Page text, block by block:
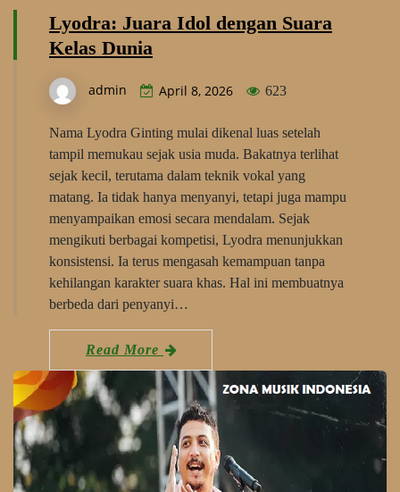
Lyodra: Juara Idol dengan Suara
Kelas Dunia
admin April 8, 2026 623
Nama Lyodra Ginting mulai dikenal luas setelah
tampil memukau sejak usia muda. Bakatnya terlihat
sejak kecil, terutama dalam teknik vokal yang
matang. Ia tidak hanya menyanyi, tetapi juga mampu
menyampaikan emosi secara mendalam. Sejak
mengikuti berbagai kompetisi, Lyodra menunjukkan
konsistensi. Ia terus mengasah kemampuan tanpa
kehilangan karakter suara khas. Hal ini membuatnya
berbeda dari penyanyi…
Read More